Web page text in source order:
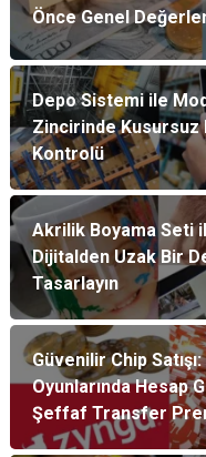
Önce Genel
Depo Sistemi ile
Zincirinde Kusursuz
Kontrolü
Akrilik Boyama Seti
Dijitalden Uzak Bir
Tasarlayın
Güvenilir Chip
Oyunlarında Hesap
Şeffaf Transfer